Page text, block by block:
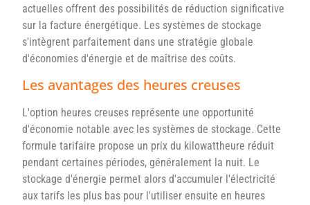
actuelles offrent des possibilités de réduction significative
sur la facture énergétique. Les systèmes de stockage
s'intègrent parfaitement dans une stratégie globale
d'économies d'énergie et de maîtrise des coûts.
Les avantages des heures creuses
L'option heures creuses représente une opportunité
d'économie notable avec les systèmes de stockage. Cette
formule tarifaire propose un prix du kilowattheure réduit
pendant certaines périodes, généralement la nuit. Le
stockage d'énergie permet alors d'accumuler l'électricité
aux tarifs les plus bas pour l'utiliser ensuite en heures